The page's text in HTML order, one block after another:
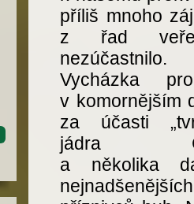
příliš mnoho
z řad
nezúčastnilo.
Vycházka
v komornějším
za účasti
jádra
a několika
nejnadšenějších